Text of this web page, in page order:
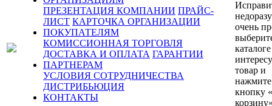
ПРЕЗЕНТАЦИЯ КОМПАНИИ ПРАЙС-
ЛИСТ КАРТОЧКА ОРГАНИЗАЦИИ
ПОКУПАТЕЛЯМ
КОМИССИОННАЯ ТОРГОВЛЯ
ДОСТАВКА И ОПЛАТА ГАРАНТИИ
ПАРТНЕРАМ
УСЛОВИЯ СОТРУДНИЧЕСТВА
ДИСТРИБЬЮЦИЯ
КОНТАКТЫ
очень
каталоге
товар и
нажмите
кнопку